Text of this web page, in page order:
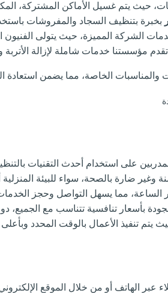
حيث يتم غسيل الأماكن المشتركة،
بخبرة بتنظيف السجاد والمفروشات
الشركة المميزة، حيث يتولى
تقدم مؤسستنا خدمات شاملة لإزالة
والمناسبات الخاصة، مما يضمن استعادة
على استخدام أحدث التقنيات
ضارة بالصحة، سواء للبيئة المنزلية
الساعة، مما يسهل التواصل وحجز
بأسعار تنافسية تتناسب مع الجميع،
يتم تنفيذ الأعمال بالوقت المحدد
عبر الهاتف أو من خلال الموقع